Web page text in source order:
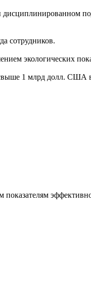
сотрудников.
экологических
1 млрд долл. США